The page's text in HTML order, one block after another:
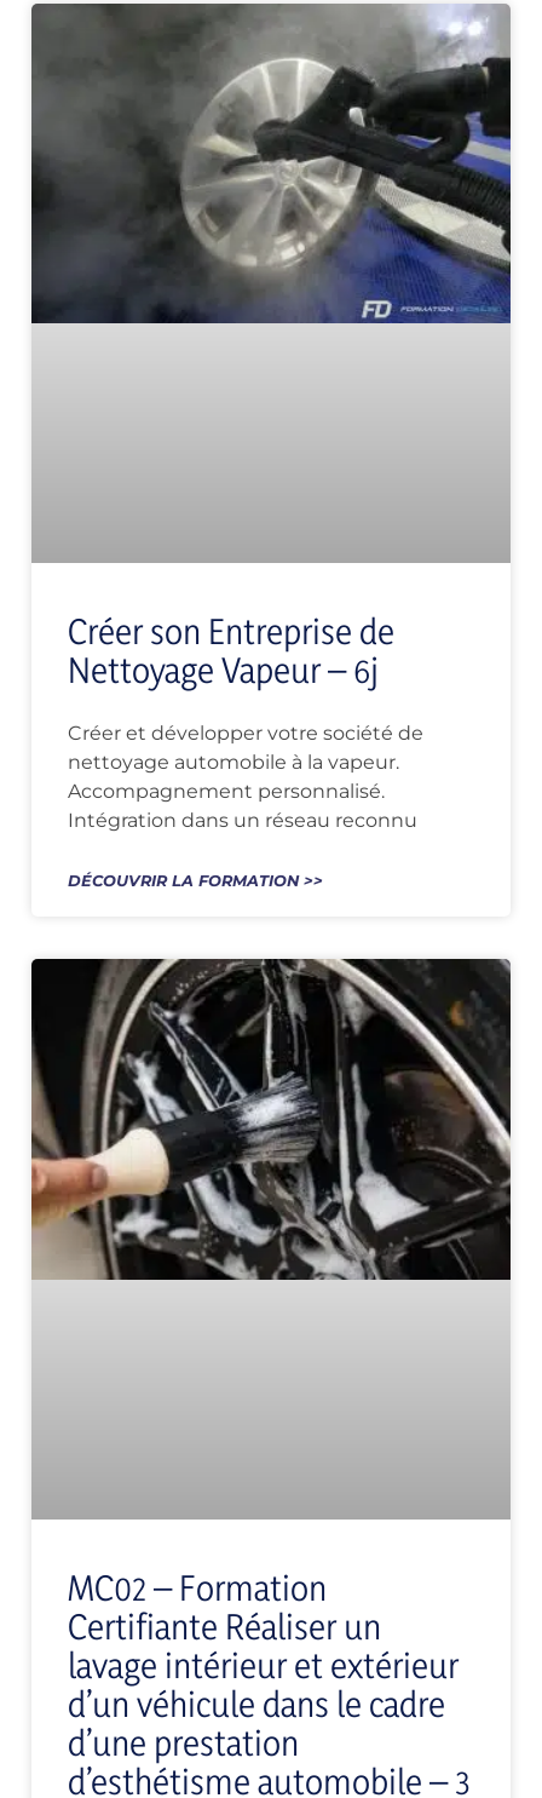
Créer son Entreprise de
Nettoyage Vapeur – 6j
Créer et développer votre société de
nettoyage automobile à la vapeur.
Accompagnement personnalisé.
Intégration dans un réseau reconnu
DÉCOUVRIR LA FORMATION >>
MC02 – Formation
Certifiante Réaliser un
lavage intérieur et extérieur
d’un véhicule dans le cadre
d’une prestation
d’esthétisme automobile – 3